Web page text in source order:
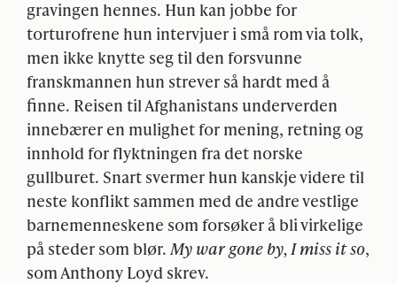
gravingen hennes. Hun kan jobbe for
torturofrene hun intervjuer i små rom via tolk,
men ikke knytte seg til den forsvunne
franskmannen hun strever så hardt med å
finne. Reisen til Afghanistans underverden
innebærer en mulighet for mening, retning og
innhold for flyktningen fra det norske
gullburet. Snart svermer hun kanskje videre til
neste konflikt sammen med de andre vestlige
barnemenneskene som forsøker å bli virkelige
på steder som blør. My war gone by, I miss it so,
som Anthony Loyd skrev.